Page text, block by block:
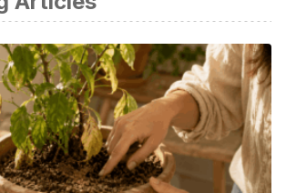
B, Coutiño Estrada B, Muñoz Orozco A,
A, Mejía Contreras O. Selección para
en el grano de variedades de maíz
de chiapas, México. Rev Agroc.2010;
M, Chassaigne A, Barrientos V.
del perfil de ácidos grasos en granos de